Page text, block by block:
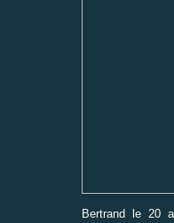
Bertrand le 20